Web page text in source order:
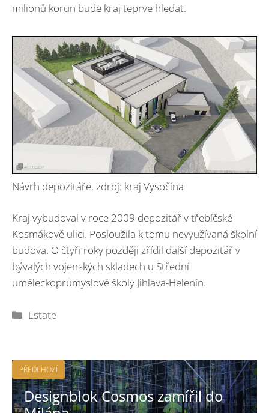
milionů korun bude kraj teprve hledat.
Návrh depozitáře. zdroj: kraj Vysočina
Kraj vybudoval v roce 2009 depozitář v třebíčské
Kosmákově ulici. Posloužila k tomu nevyužívaná školní
budova. O čtyři roky později zřídil další depozitář v
bývalých vojenských skladech u Střední
uměleckoprůmyslové školy Jihlava-Helenín.
Rubriky
Estate
PŘEDCHOZÍ
Designblok Cosmos zamířil do